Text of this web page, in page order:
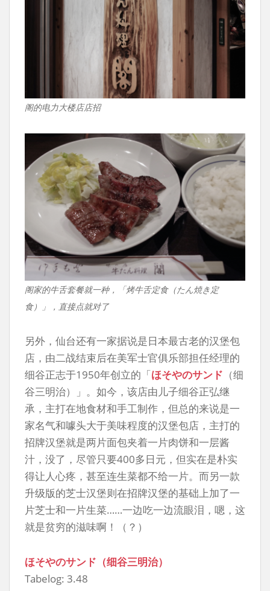
阁的电力大楼店店招
阁家的牛舌套餐就一种，「烤牛舌定食（たん焼き定
食）」，直接点就对了
另外，仙台还有一家据说是日本最古老的汉堡包
店，由二战结束后在美军士官俱乐部担任经理的
细谷正志于1950年创立的「ほそやのサンド （细
谷三明治）」。如今，该店由儿子细谷正弘继
承，主打在地食材和手工制作，但总的来说是一
家名气和噱头大于美味程度的汉堡包店，主打的
招牌汉堡就是两片面包夹着一片肉饼和一层酱
汁，没了，尽管只要400多日元，但实在是朴实
得让人心疼，甚至连生菜都不给一片。而另一款
升级版的芝士汉堡则在招牌汉堡的基础上加了一
片芝士和一片生菜……一边吃一边流眼泪，嗯，这
就是贫穷的滋味啊！（？）
ほそやのサンド（细谷三明治）
Tabelog: 3.48